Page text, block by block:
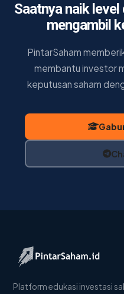
Saatnya naik
mengambil
PintarSaham
membantu investor
keputusan saham
Platform edukasi investasi